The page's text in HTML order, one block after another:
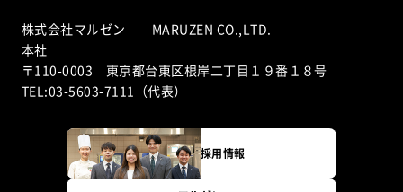
株式会社マルゼン MARUZEN CO.,LTD.
本社
〒110-0003 東京都台東区根岸二丁目１９番１８号
TEL:03-5603-7111（代表）
採用情報